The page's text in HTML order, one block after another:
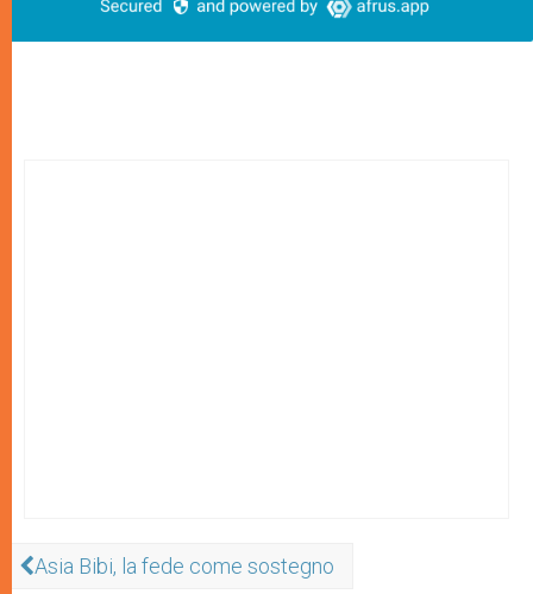
Asia Bibi, la fede come sostegno